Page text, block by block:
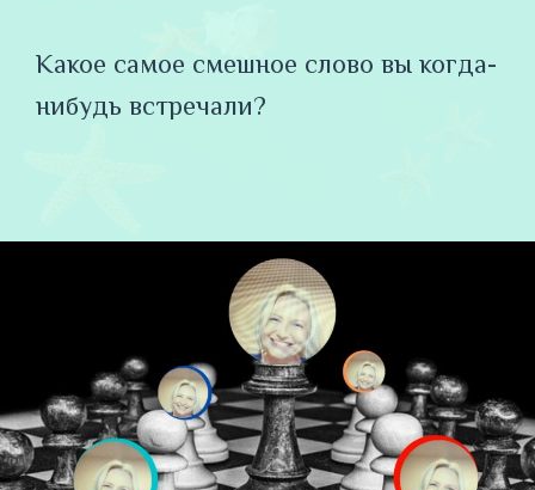
Какое самое смешное слово вы когда-
нибудь встречали?